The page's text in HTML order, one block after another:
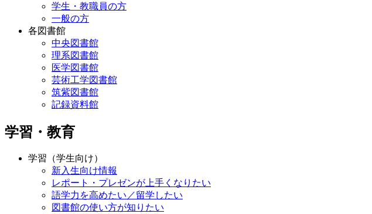
学生・教職員の方
一般の方
各図書館
中央図書館
理系図書館
医学図書館
芸術工学図書館
筑紫図書館
記録資料館
学習・教育
学習（学生向け）
新入生向け情報
レポート・プレゼンが上手くなりたい
語学力を高めたい／留学したい
図書館の使い方が知りたい